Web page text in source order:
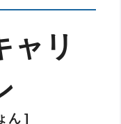
ャリ
ん ]